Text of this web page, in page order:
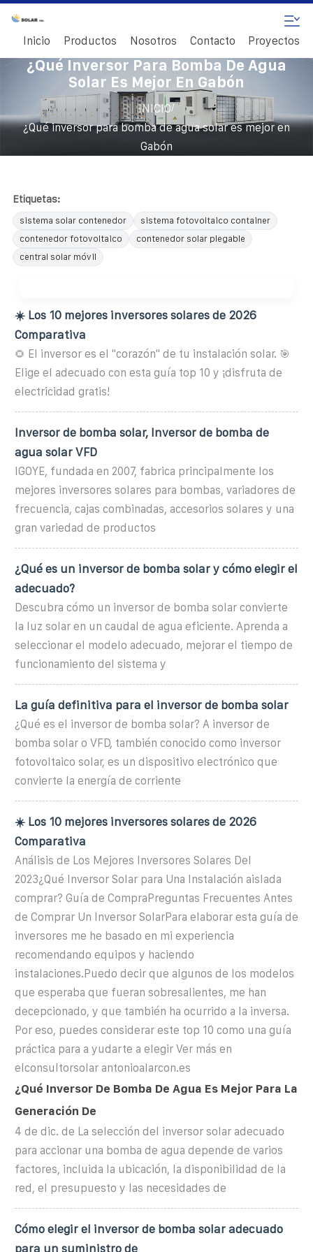
Inicio Productos Nosotros Contacto Proyectos
¿Qué Inversor Para Bomba De Agua
Solar Es Mejor En Gabón
INICIO/
¿Qué inversor para bomba de agua solar es mejor en
Gabón
Etiquetas:
sistema solar contenedor
sistema fotovoltaico container
contenedor fotovoltaico
contenedor solar plegable
central solar móvil
☀️ Los 10 mejores inversores solares de 2026
Comparativa
🌻 El inversor es el "corazón" de tu instalación solar. 🎯
Elige el adecuado con esta guía top 10 y ¡disfruta de
electricidad gratis!
Inversor de bomba solar, Inversor de bomba de
agua solar VFD
IGOYE, fundada en 2007, fabrica principalmente los
mejores inversores solares para bombas, variadores de
frecuencia, cajas combinadas, accesorios solares y una
gran variedad de productos
¿Qué es un inversor de bomba solar y cómo elegir el
adecuado?
Descubra cómo un inversor de bomba solar convierte
la luz solar en un caudal de agua eficiente. Aprenda a
seleccionar el modelo adecuado, mejorar el tiempo de
funcionamiento del sistema y
La guía definitiva para el inversor de bomba solar
¿Qué es el inversor de bomba solar? A inversor de
bomba solar o VFD, también conocido como inversor
fotovoltaico solar, es un dispositivo electrónico que
convierte la energía de corriente
☀️ Los 10 mejores inversores solares de 2026
Comparativa
Análisis de Los Mejores Inversores Solares Del
2023¿Qué Inversor Solar para Una Instalación aislada
comprar? Guía de CompraPreguntas Frecuentes Antes
de Comprar Un Inversor SolarPara elaborar esta guía de
inversores me he basado en mi experiencia
recomendando equipos y haciendo
instalaciones.Puedo decir que algunos de los modelos
que esperaba que fueran sobresalientes, me han
decepcionado, y que también ha ocurrido a la inversa.
Por eso, puedes considerar este top 10 como una guía
práctica para a yudarte a elegir Ver más en
elconsultorsolar antonioalarcon.es
¿Qué Inversor De Bomba De Agua Es Mejor Para La
Generación De
4 de dic. de La selección del inversor solar adecuado
para accionar una bomba de agua depende de varios
factores, incluida la ubicación, la disponibilidad de la
red, el presupuesto y las necesidades de
Cómo elegir el inversor de bomba solar adecuado
para un suministro de